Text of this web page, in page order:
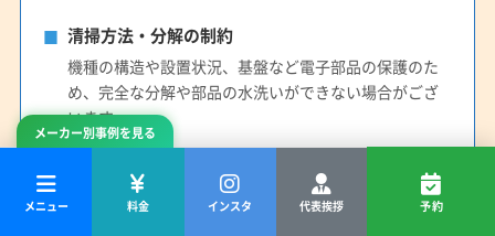
メーカー別事例を見る
メニュー 料金 インスタ 代表挨拶 予約
清掃方法・分解の制約
機種の構造や設置状況、基盤など電子部品の保護のた
め、完全な分解や部品の水洗いができない場合がござ
います。